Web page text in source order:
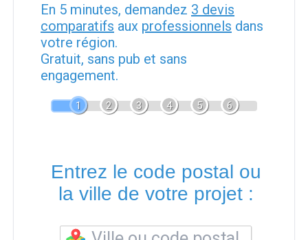
En 5 minutes, demandez 3 devis
comparatifs aux professionnels dans
votre région.
Gratuit, sans pub et sans
engagement.
1 2 3 4 5 6
Entrez le code postal ou
la ville de votre projet :